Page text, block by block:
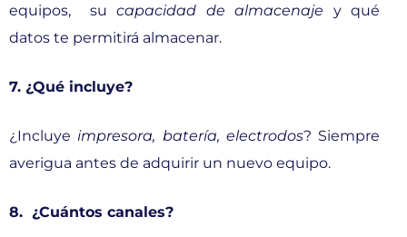
equipos, su capacidad de almacenaje y qué
datos te permitirá almacenar.
7. ¿Qué incluye?
¿Incluyeimpresora, batería, electrodos? Siempre
averigua antes de adquirir un nuevo equipo.
8. ¿Cuántos canales?